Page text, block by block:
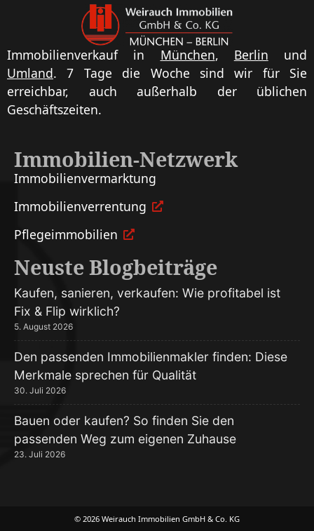
Immobilienverkauf in München, Berlin und
Umland. 7 Tage die Woche sind wir für Sie
erreichbar, auch außerhalb der üblichen
Geschäftszeiten.
Immobilien-Netzwerk
Immobilien­vermarktung
Immobilien­verrentung
Pflege­immobilien
Neuste Blogbeiträge
Kaufen, sanieren, verkaufen: Wie profitabel ist
Fix & Flip wirklich?
5. August 2026
Den passenden Immobilienmakler finden: Diese
Merkmale sprechen für Qualität
30. Juli 2026
Bauen oder kaufen? So finden Sie den
passenden Weg zum eigenen Zuhause
23. Juli 2026
© 2026 Weirauch Immobilien GmbH & Co. KG